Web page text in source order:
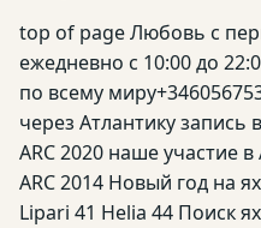
top of page Любовь с
ежедневно с 10:00 до
по всему миру
через Атлантику запись
ARC 2020 наше участие
ARC 2014 Новый год на
Lipari 41 Helia 44 Поиск